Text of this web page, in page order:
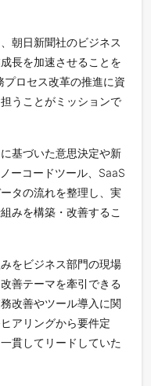
朝日新聞社のビジネス
長を加速させることを
プロセス改革の推進に資
うことがミッションで
基づいた意思決定や新
ーコードツール、SaaS
タの流れを整理し、実
みを構築・改善するこ
をビジネス部門の現場
善テーマを牽引できる
改善やツール導入に関
アリングから要件定
貫してリードしていた